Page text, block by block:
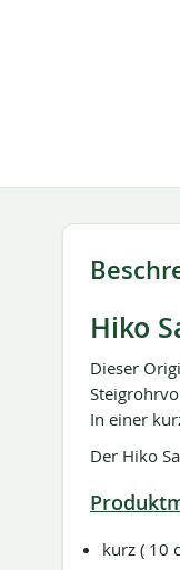
Hiko
Dieser
In einer
Der Hiko
kurz ( 10